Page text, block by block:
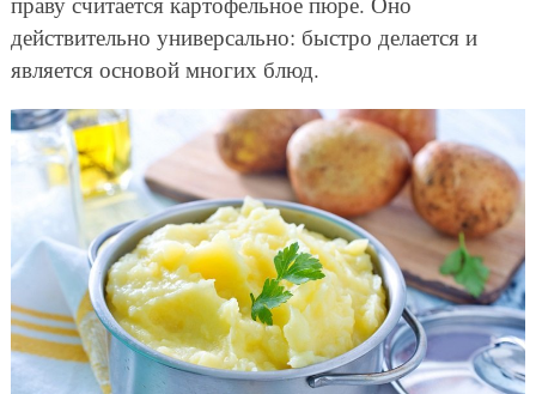
действительно универсально: быстро делается и
является основой многих блюд.